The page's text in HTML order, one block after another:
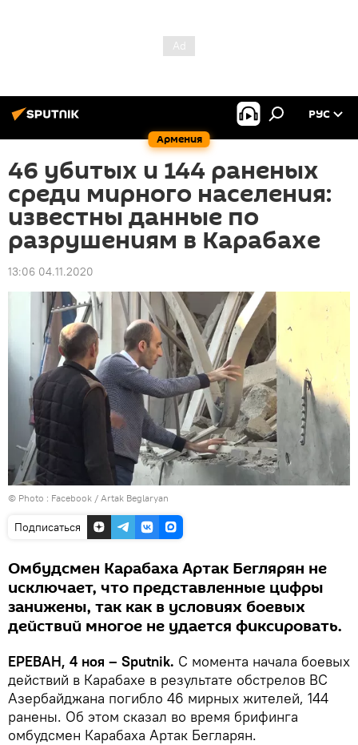
Армения
РУС
46 убитых и 144 раненых
среди мирного населения:
известны данные по
разрушениям в Карабахе
13:06 04.11.2020
© Photo : Facebook / Artak Beglaryan
Подписаться
Омбудсмен Карабаха Артак Беглярян не
исключает, что представленные цифры
занижены, так как в условиях боевых
действий многое не удается фиксировать.
ЕРЕВАН, 4 ноя – Sputnik. С момента начала боевых
действий в Карабахе в результате обстрелов ВС
Азербайджана погибло 46 мирных жителей, 144
ранены. Об этом сказал во время брифинга
омбудсмен Карабаха Артак Бегларян.